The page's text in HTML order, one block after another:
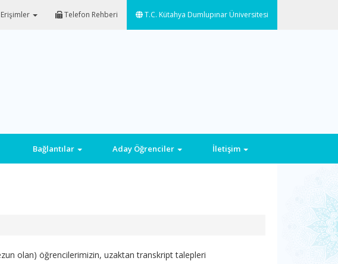
Erişimler Telefon Rehberi T.C. Kütahya Dumlupınar Üniversitesi
Bağlantılar Aday Öğrenciler İletişim
olan) öğrencilerimizin, uzaktan transkript talepleri